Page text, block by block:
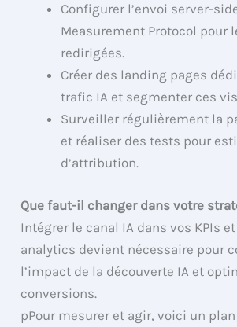
Configurer l’envoi server-
Measurement Protocol pour
redirigées.
Créer des landing pages
trafic IA et segmenter ces
Surveiller régulièrement la
et réaliser des tests pour
d’attribution.
Que faut-il changer dans votre
Intégrer le canal IA dans vos KPIs
analytics devient nécessaire pour
l’impact de la découverte IA et
conversions.
pPour mesurer et agir, voici un